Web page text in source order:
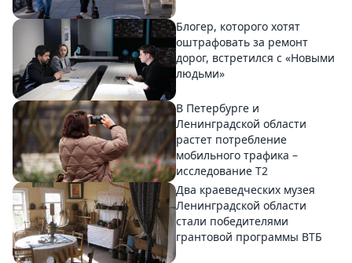
Блогер, которого хотят
оштрафовать за ремонт
дорог, встретился с «Новыми
людьми»
В Петербурге и
Ленинградской области
растет потребление
мобильного трафика –
исследование T2
Два краеведческих музея
Ленинградской области
стали победителями
грантовой программы ВТБ